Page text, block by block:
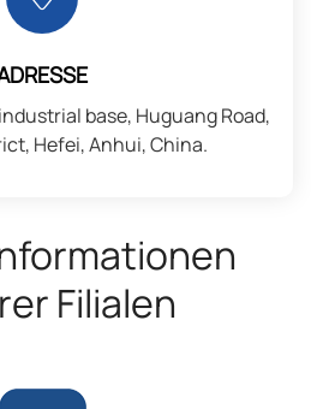
base, Huguang Road,
Hefei, Anhui, China.
Filialen